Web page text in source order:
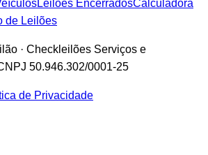
Leilões EncerradosCalculadora
de Leilões
· Checkleilões Serviços e
50.946.302/0001-25
de Privacidade